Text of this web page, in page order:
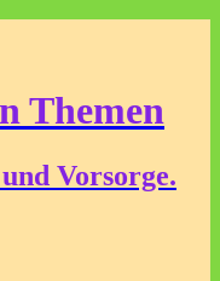
Themen
Vorsorge.